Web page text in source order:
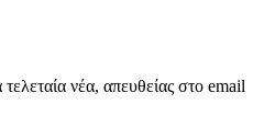
νέα, απευθείας στο email